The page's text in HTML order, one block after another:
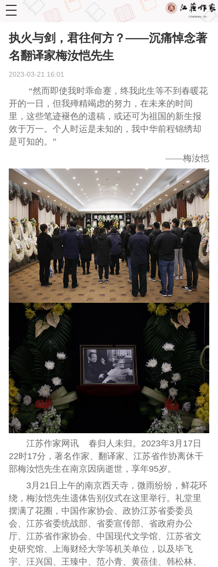
toggle
navigation
执火与剑，君往何方？——沉痛悼念著
名翻译家梅汝恺先生
2023-03-21 16:01
“然而即使我时乖命蹇，终我此生等不到春暖花
开的一日，但我殚精竭虑的努力，在未来的时间
里，这些笔迹褪色的遗稿，或还可为祖国的新生报
效于万一。个人时运是未知的，我中华前程锦绣却
是可知的。”
——梅汝恺
江苏作家网讯 春归人未归。2023年3月17日
22时17分，著名作家、翻译家、江苏省作协离休干
部梅汝恺先生在南京因病逝世，享年95岁。
3月21日上午的南京西天寺，微雨纷纷，鲜花环
绕，梅汝恺先生遗体告别仪式在这里举行。礼堂里
摆满了花圈，中国作家协会、政协江苏省委委员
会、 江苏省委统战部、省委宣传部、省政府办公
厅、江苏省作家协会、中国现代文学馆、江苏省文
史研究馆、上海财经大学等机关单位，以及毕飞
宇、汪兴国、王臻中、范小青、黄蓓佳、韩松林、